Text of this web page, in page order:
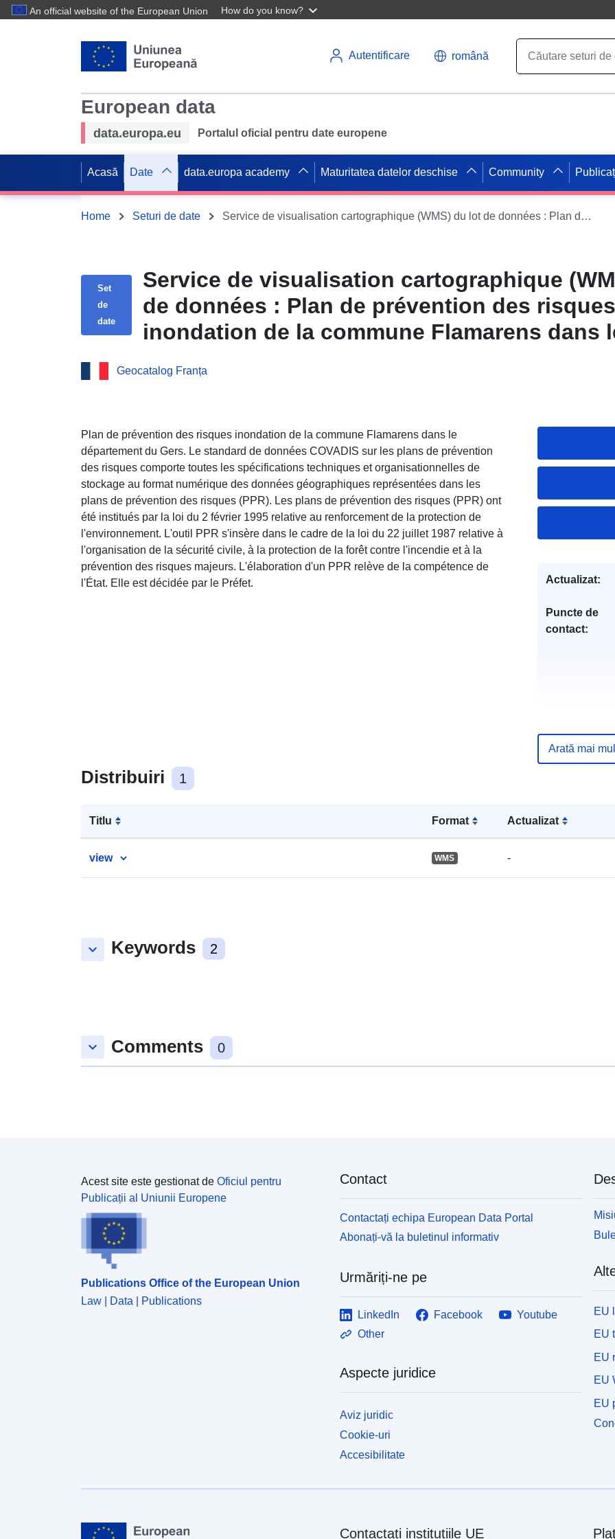
An official website of the European Union How do you know?
Autentificare română
European data
data.europa.eu Portalul oficial pentru date europene
Acasă Date data.europa academy Maturitatea datelor deschise Community
Home Seturi de date Service de visualisation cartographique (WMS) du lot de données : Plan de prévention des risques inondation de la commune Flamarens dans le département du Gers
Set
de
date
Service de visualisation cartographique
de données : Plan de prévention des risques
inondation de la commune Flamarens dans
Geocatalog Franța
Plan de prévention des risques inondation de la commune Flamarens dans le
département du Gers. Le standard de données COVADIS sur les plans de prévention
des risques comporte toutes les spécifications techniques et organisationnelles de
stockage au format numérique des données géographiques représentées dans les
plans de prévention des risques (PPR). Les plans de prévention des risques (PPR) ont
été institués par la loi du 2 février 1995 relative au renforcement de la protection de
l'environnement. L'outil PPR s'insère dans le cadre de la loi du 22 juillet 1987 relative à
l'organisation de la sécurité civile, à la protection de la forêt contre l'incendie et à la
prévention des risques majeurs. L'élaboration d'un PPR relève de la compétence de
l'État. Elle est décidée par le Préfet.
Distribuiri 1
Titlu Format Actualizat
view WMS -
keyboard_arrow_down Keywords 2
Actualizat:
Puncte de
contact:
Registru
Identificatori:
Arată mai
keyboard_arrow_down Comments 0
Acest site este gestionat de Oficiul pentru
Publicații al Uniunii Europene
Publications Office of the European Union
Law | Data | Publications
Contact
Contactați echipa European Data Portal
Abonați-vă la buletinul informativ
Urmăriți-ne pe
LinkedIn Facebook
Youtube
Other
Aspecte juridice
Aviz juridic
Cookie-uri
Accesibilitate
EU
EU
EU
EU
EU
Contactați instituțiile UE